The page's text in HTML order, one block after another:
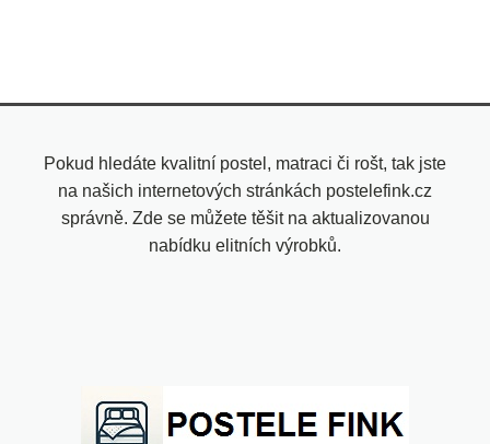
Pokud hledáte kvalitní postel, matraci či rošt, tak jste
na našich internetových stránkách postelefink.cz
správně. Zde se můžete těšit na aktualizovanou
nabídku elitních výrobků.